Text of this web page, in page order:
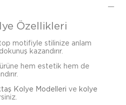
Özellikleri
motifiyle stilinize anlam
kazandırır.
hem estetik hem de
Kolye Modelleri ve kolye